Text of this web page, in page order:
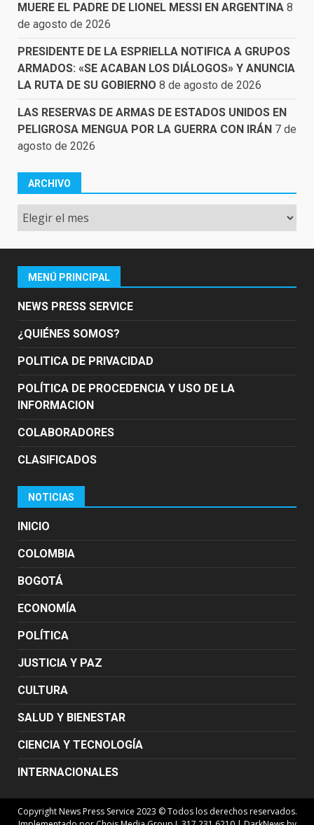
MUERE EL PADRE DE LIONEL MESSI EN ARGENTINA 8
de agosto de 2026
PRESIDENTE DE LA ESPRIELLA NOTIFICA A GRUPOS
ARMADOS: «SE ACABAN LOS DIÁLOGOS» Y ANUNCIA
LA RUTA DE SU GOBIERNO 8 de agosto de 2026
LAS RESERVAS DE ARMAS DE ESTADOS UNIDOS EN
PELIGROSA MENGUA POR LA GUERRA CON IRÁN 7 de
agosto de 2026
ARCHIVO
Archivo
MENÚ PRINCIPAL
NEWS PRESS SERVICE
¿QUIÉNES SOMOS?
POLITICA DE PRIVACIDAD
POLÍTICA DE PROCEDENCIA Y USO DE LA
INFORMACION
COLABORADORES
CLASIFICADOS
NOTICIAS
INICIO
COLOMBIA
BOGOTÁ
ECONOMÍA
POLÍTICA
JUSTICIA Y PAZ
CULTURA
SALUD Y BIENESTAR
CIENCIA Y TECNOLOGÍA
INTERNACIONALES
Copyright News Press Service 2023 © Todos los derechos reservados.